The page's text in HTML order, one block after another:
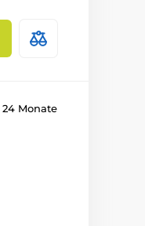
24 Monate